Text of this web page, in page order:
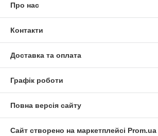
Про нас
Контакти
Доставка та оплата
Графік роботи
Повна версія сайту
Сайт створено на маркетплейсі Prom.ua